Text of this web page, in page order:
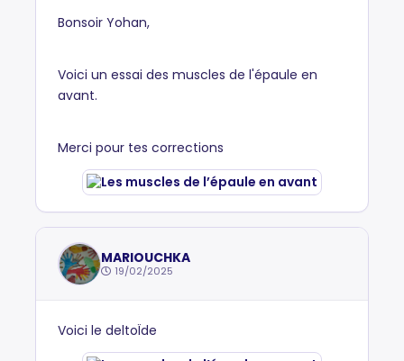
Bonsoir Yohan,
Voici un essai des muscles de l'épaule en
avant.
Merci pour tes corrections
MARIOUCHKA
19/02/2025
Voici le deltoÏde